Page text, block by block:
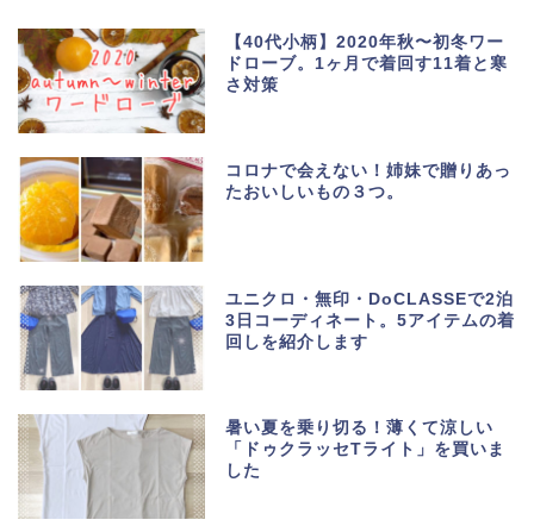
【40代小柄】2020年秋〜初冬ワー
ドローブ。1ヶ月で着回す11着と寒
さ対策
コロナで会えない！姉妹で贈りあっ
たおいしいもの３つ。
ユニクロ・無印・DoCLASSEで2泊
3日コーディネート。5アイテムの着
回しを紹介します
暑い夏を乗り切る！薄くて涼しい
「ドゥクラッセTライト」を買いま
した